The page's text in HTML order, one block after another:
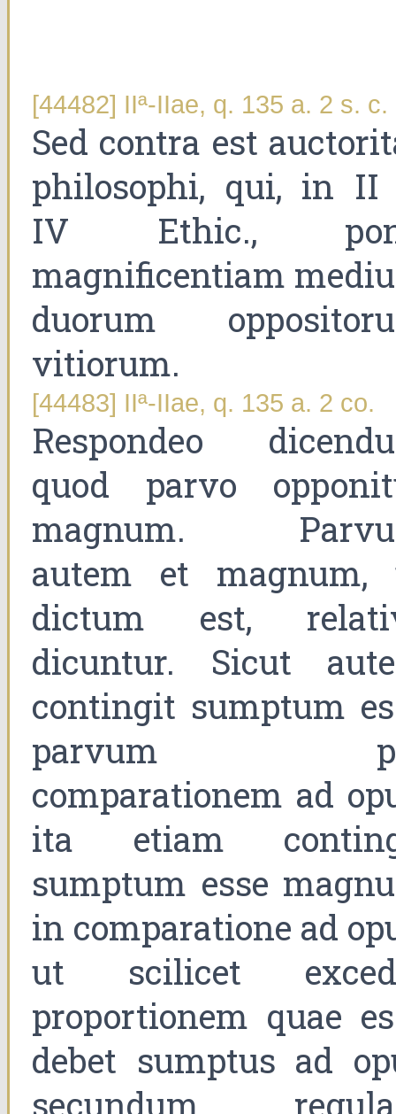
[44482] IIª-IIae, q. 135 a. 2 s. c.
Sed contra est
philosophi, qui, in II
IV Ethic.,
magnificentiam
duorum
vitiorum.
[44483] IIª-IIae, q. 135 a. 2 co.
Respondeo
quod parvo
magnum.
autem et magnum,
dictum est,
dicuntur. Sicut
contingit sumptum
parvum
comparationem ad
ita etiam
sumptum esse
in comparatione ad
ut scilicet
proportionem quae
debet sumptus ad
secundum